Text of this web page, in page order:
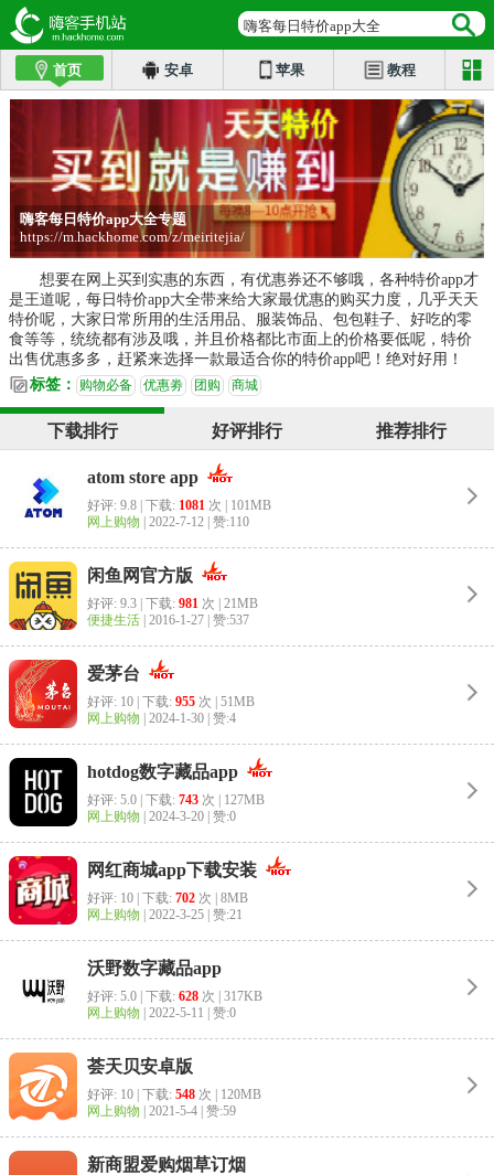
嗨客每日特价app大全
首页 安卓 苹果 教程
嗨客每日特价app大全专题
https://m.hackhome.com/z/meiritejia/
想要在网上买到实惠的东西，有优惠券还不够哦，各种特价app才
是王道呢，每日特价app大全带来给大家最优惠的购买力度，几乎天天
特价呢，大家日常所用的生活用品、服装饰品、包包鞋子、好吃的零
食等等，统统都有涉及哦，并且价格都比市面上的价格要低呢，特价
出售优惠多多，赶紧来选择一款最适合你的特价app吧！绝对好用！
标签：
购物必备 优惠劵 团购 商城
下载排行 好评排行 推荐排行
atom store app
好评: 9.8 | 下载: 1081 次 | 101MB
网上购物 | 2022-7-12 | 赞:110
闲鱼网官方版
好评: 9.3 | 下载: 981 次 | 21MB
便捷生活 | 2016-1-27 | 赞:537
爱茅台
好评: 10 | 下载: 955 次 | 51MB
网上购物 | 2024-1-30 | 赞:4
hotdog数字藏品app
好评: 5.0 | 下载: 743 次 | 127MB
网上购物 | 2024-3-20 | 赞:0
网红商城app下载安装
好评: 10 | 下载: 702 次 | 8MB
网上购物 | 2022-3-25 | 赞:21
沃野数字藏品app
好评: 5.0 | 下载: 628 次 | 317KB
网上购物 | 2022-5-11 | 赞:0
荟天贝安卓版
好评: 10 | 下载: 548 次 | 120MB
网上购物 | 2021-5-4 | 赞:59
新商盟爱购烟草订烟